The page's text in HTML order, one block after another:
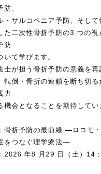
防、
・サルコペニア予防、そして
た二次性骨折予防の3 つの視
防
いて学びます。
士が担う骨折予防の意義を再
転倒・骨折の連鎖を断ち切
力
機会となることを期待してい
骨折予防の最前線 ―ロコモ・
をつなぐ理学療法―
2026 年8 月29 日（土）14